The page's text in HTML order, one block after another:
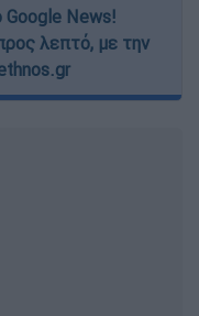
News!
λεπτό, με την